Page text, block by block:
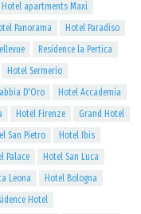
Hotel apartments Maxi
Panorama
Hotel Paradiso
Residence la Pertica
Hotel Sermerio
D'Oro
Hotel Accademia
Hotel Firenze
Grand Hotel
San Pietro
Hotel Ibis
Palace
Hotel San Luca
Leona
Hotel Bologna
Hotel